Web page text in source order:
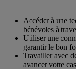
Accéder à une
bénévoles à
Utiliser une
garantir le bon
Travailler avec
avancer votre cas